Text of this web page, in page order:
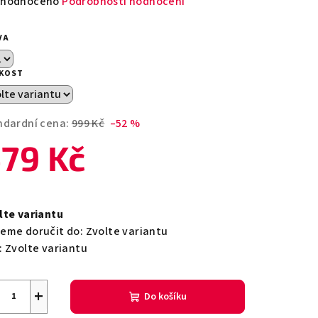
cena: 999 Kč –52 %
Kč
variantu
doručit do: Zvolte variantu
Zvolte variantu
+ Do košíku